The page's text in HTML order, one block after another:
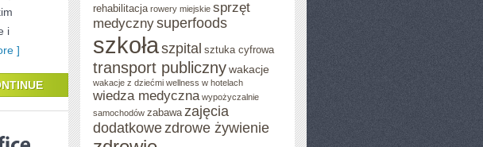
i
]
rehabilitacja rowery miejskie sprzęt
medycznysuperfoods
szkołaszpital sztuka cyfrowa
transport publicznywakacje
wakacje z dziećmi wellness w hotelach
wiedza medyczna wypożyczalnie
samochodów zabawa zajęcia
dodatkowezdrowe żywienie